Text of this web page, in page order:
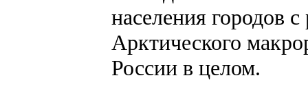
населения городов
Арктического
России в целом.